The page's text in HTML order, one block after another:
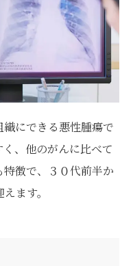
にできる悪性腫瘍で
、他のがんに比べて
徴で、３０代前半か
ます。